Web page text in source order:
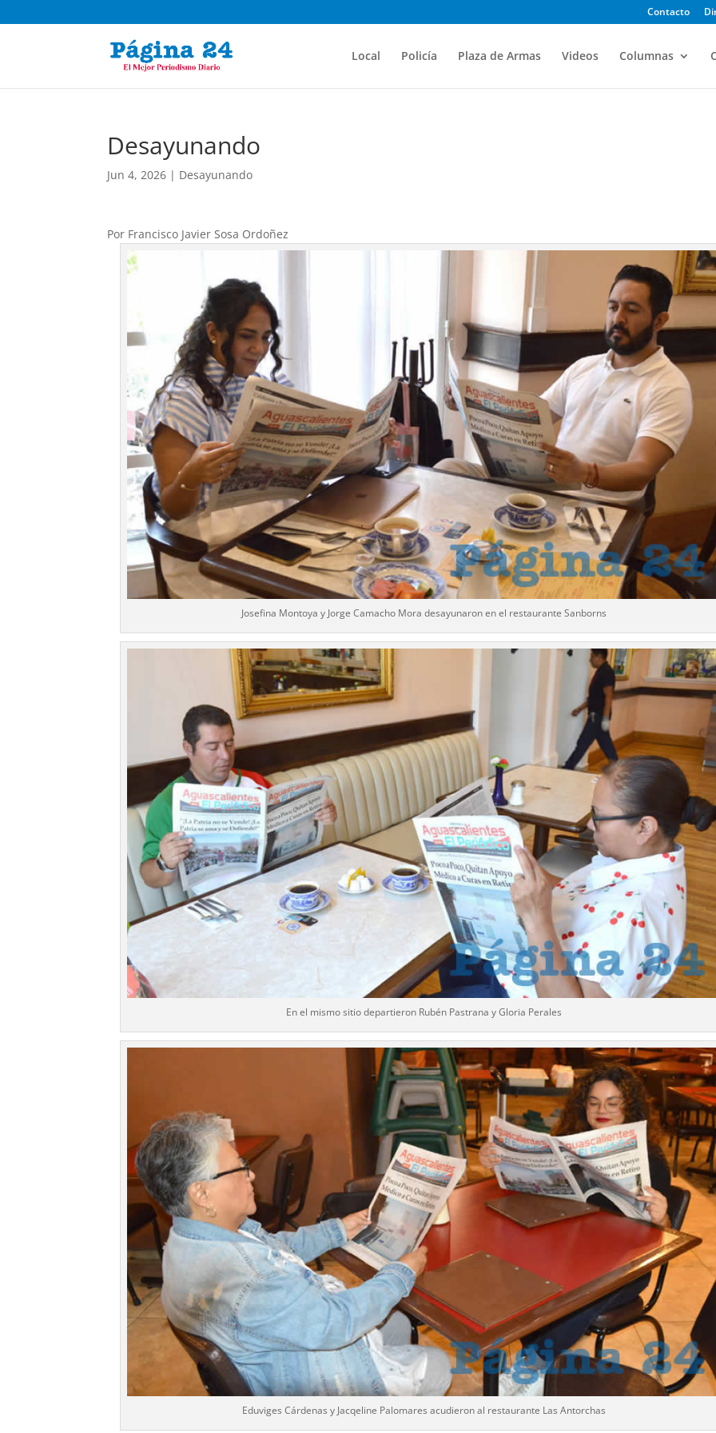
Contacto
Local Policía Plaza de Armas Videos Columnas
Desayunando
Jun 4, 2026 | Desayunando
Por Francisco Javier Sosa Ordoñez
Josefina Montoya y Jorge Camacho Mora desayunaron en el restaurante Sanborns
En el mismo sitio departieron Rubén Pastrana y Gloria Perales
Eduviges Cárdenas y Jacqeline Palomares acudieron al restaurante Las Antorchas